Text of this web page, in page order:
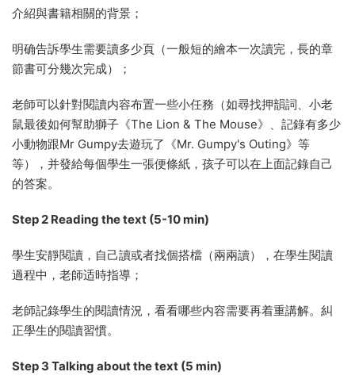
介紹與書籍相關的背景；
明确告訴學生需要讀多少頁（一般短的繪本一次讀完，長的章
節書可分幾次完成）；
老師可以針對閱讀内容布置一些小任務（如尋找押韻詞、小老
鼠最後如何幫助獅子《The Lion & The Mouse》、記錄有多少
小動物跟Mr Gumpy去遊玩了《Mr. Gumpy's Outing》等
等），并發給每個學生一張便條紙，孩子可以在上面記錄自己
的答案。
Step 2 Reading the text (5-10 min)
學生安靜閱讀，自己讀或者找個搭檔（兩兩讀），在學生閱讀
過程中，老師适時指導；
老師記錄學生的閱讀情況，看看哪些内容需要再着重講解。糾
正學生的閱讀習慣。
Step 3 Talking about the text (5 min)